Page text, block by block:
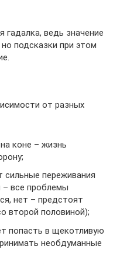
гадалка, ведь значение
подсказки при этом
от разных
коне – жизнь
сильные переживания
– все проблемы
нет – предстоят
второй половиной);
попасть в щекотливую
необдуманные